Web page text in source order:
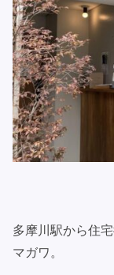
多摩川駅から住
マガワ。